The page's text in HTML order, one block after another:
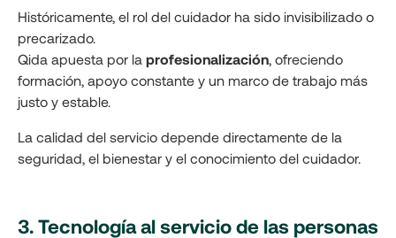
Históricamente, el rol del cuidador ha sido invisibilizado o
precarizado.
Qida apuesta por la profesionalización , ofreciendo
formación, apoyo constante y un marco de trabajo más
justo y estable.
La calidad del servicio depende directamente de la
seguridad, el bienestar y el conocimiento del cuidador.
3. Tecnología al servicio de las personas